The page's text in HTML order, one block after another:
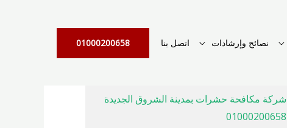
نصائح وإرشادات اتصل بنا 01000200658
شركة مكافحة حشرات بمدينة الشروق الجديدة
01000200658